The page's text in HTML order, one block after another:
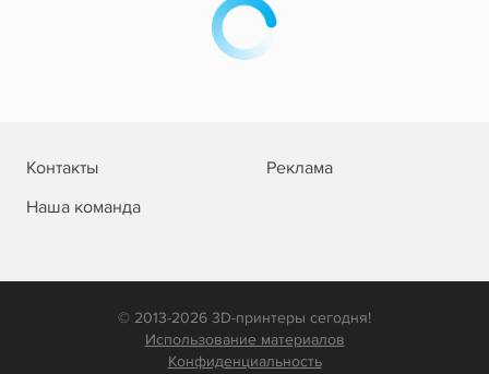
Контакты
Реклама
Наша команда
© 2013-2026 3D-принтеры сегодня!
Использование материалов
Конфиденциальность